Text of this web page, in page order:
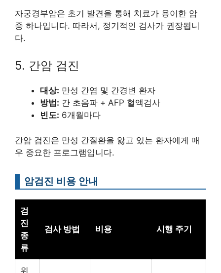
자궁경부암은 초기 발견을 통해 치료가 용이한 암
중 하나입니다. 따라서, 정기적인 검사가 권장됩니
다.
5. 간암 검진
대상: 만성 간염 및 간경변 환자
방법: 간 초음파 + AFP 혈액검사
빈도: 6개월마다
간암 검진은 만성 간질환을 앓고 있는 환자에게 매
우 중요한 프로그램입니다.
암검진 비용 안내
검
진
종
류
검사 방법 비용 시행 주기
위